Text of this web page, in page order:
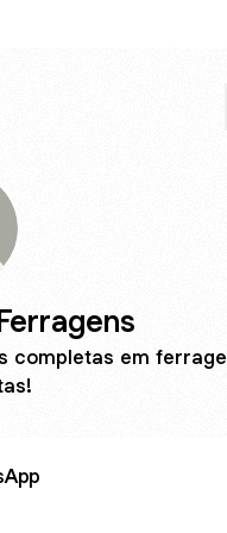
completas em